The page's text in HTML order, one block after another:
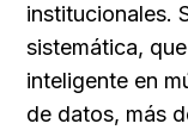
institucionales.
sistemática,
inteligente en
de datos, más